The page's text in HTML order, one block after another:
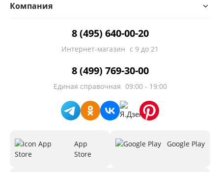
Компания
8 (495) 640-00-20
Интернет-магазин с 9 до 21
8 (499) 769-30-00
Единая справочная 09:00 - 19:00
App
Store
Google Play